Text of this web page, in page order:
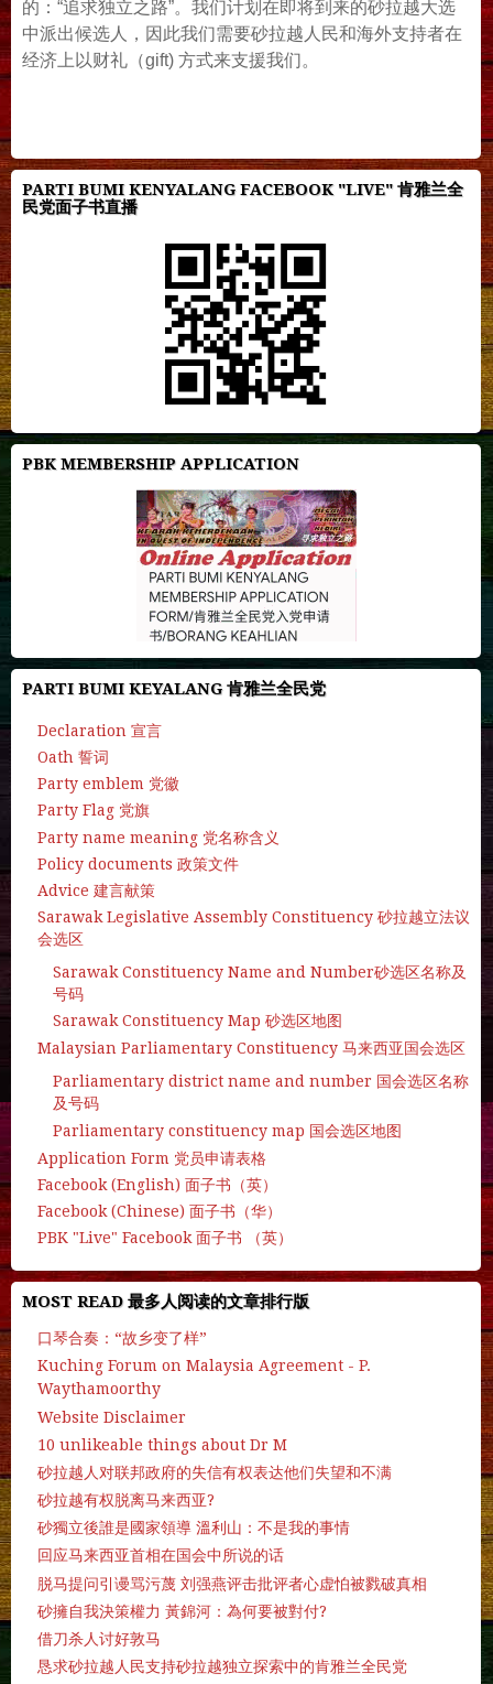
的：“追求独立之路”。我们计划在即将到来的砂拉越大选
中派出候选人，因此我们需要砂拉越人民和海外支持者在
经济上以财礼（gift) 方式来支援我们。
PARTI BUMI KENYALANG FACEBOOK "LIVE" 肯雅兰全
民党面子书直播
PBK MEMBERSHIP APPLICATION
PARTI BUMI KEYALANG 肯雅兰全民党
Declaration 宣言
Oath 誓词
Party emblem 党徽
Party Flag 党旗
Party name meaning 党名称含义
Policy documents 政策文件
Advice 建言献策
Sarawak Legislative Assembly Constituency 砂拉越立法议
会选区
Sarawak Constituency Name and Number砂选区名称及
号码
Sarawak Constituency Map 砂选区地图
Malaysian Parliamentary Constituency 马来西亚国会选区
Parliamentary district name and number 国会选区名称
及号码
Parliamentary constituency map 国会选区地图
Application Form 党员申请表格
Facebook (English) 面子书（英）
Facebook (Chinese) 面子书（华）
PBK "Live" Facebook 面子书 （英）
MOST READ 最多人阅读的文章排行版
口琴合奏：“故乡变了样”
Kuching Forum on Malaysia Agreement - P.
Waythamoorthy
Website Disclaimer
10 unlikeable things about Dr M
砂拉越人对联邦政府的失信有权表达他们失望和不满
砂拉越有权脱离马来西亚?
砂獨立後誰是國家領導 溫利山：不是我的事情
回应马来西亚首相在国会中所说的话
脱马提问引谩骂污蔑 刘强燕评击批评者心虚怕被戮破真相
砂擁自我決策權力 黃錦河：為何要被對付?
借刀杀人讨好敦马
恳求砂拉越人民支持砂拉越独立探索中的肯雅兰全民党